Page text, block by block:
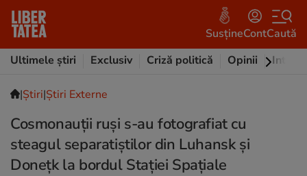
SusțineContCaută
Ultimele știri
Exclusiv Criză politică Opinii
|Ştiri|Știri Externe
Cosmonauții ruși s-au fotografiat cu
steagul separatiștilor din Luhansk și
Donețk la bordul Stației Spațiale